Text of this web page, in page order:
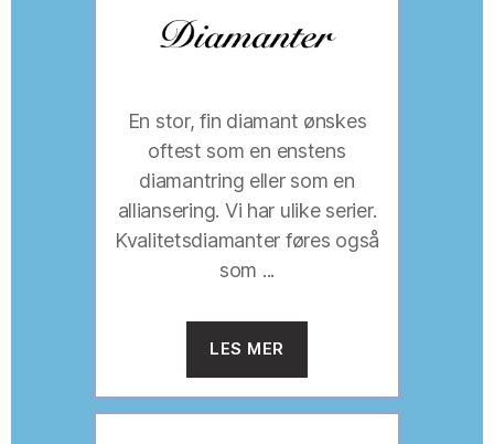
En stor, fin diamant ønskes
oftest som en enstens
diamantring eller som en
alliansering. Vi har ulike serier.
Kvalitetsdiamanter føres også
som ...
LES MER